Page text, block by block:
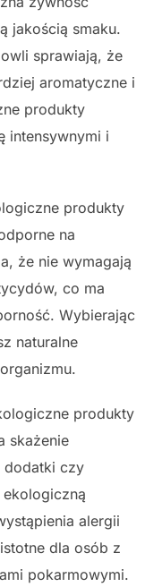
jakością smaku.
sprawiają, że
aromatyczne i
produkty
intensywnymi i
produkty
na
że nie wymagają
co ma
Wybierając
naturalne
produkty
skażenie
dodatki czy
alergii
dla osób z
pokarmowymi.